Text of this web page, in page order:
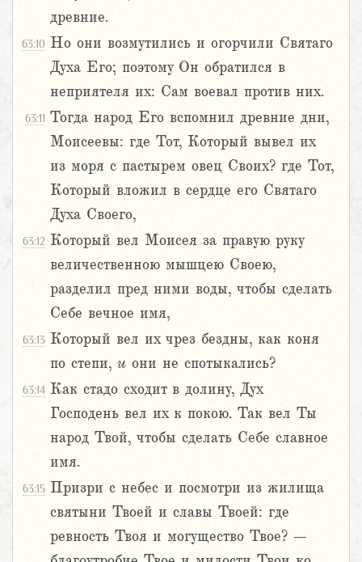
древние.
63:10 Но они возмутились и огорчили Святаго
Духа Его; поэтому Он обратился в
неприятеля их: Сам воевал против них.
63:11 Тогда народ Его вспомнил древние дни,
Моисеевы: где Тот, Который вывел их
из моря с пастырем овец Своих? где Тот,
Который вложил в сердце его Святаго
Духа Своего,
63:12 Который вел Моисея за правую руку
величественною мышцею Своею,
разделил пред ними воды, чтобы сделать
Себе вечное имя,
63:13 Который вел их чрез бездны, как коня
по степи, и они не спотыкались?
63:14 Как стадо сходит в долину, Дух
Господень вел их к покою. Так вел Ты
народ Твой, чтобы сделать Себе славное
имя.
63:15 Призри с небес и посмотри из жилища
святыни Твоей и славы Твоей: где
ревность Твоя и могущество Твое? –